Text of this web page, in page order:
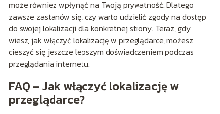
może również wpłynąć na Twoją prywatność. Dlatego
zawsze zastanów się, czy warto udzielić zgody na dostęp
do swojej lokalizacji dla konkretnej strony. Teraz, gdy
wiesz, jak włączyć lokalizację w przeglądarce, możesz
cieszyć się jeszcze lepszym doświadczeniem podczas
przeglądania internetu.
FAQ – Jak włączyć lokalizację w
przeglądarce?